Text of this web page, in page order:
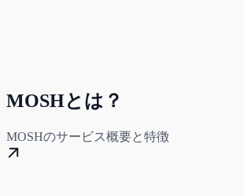
MOSHとは？
MOSHのサービス概要と特徴